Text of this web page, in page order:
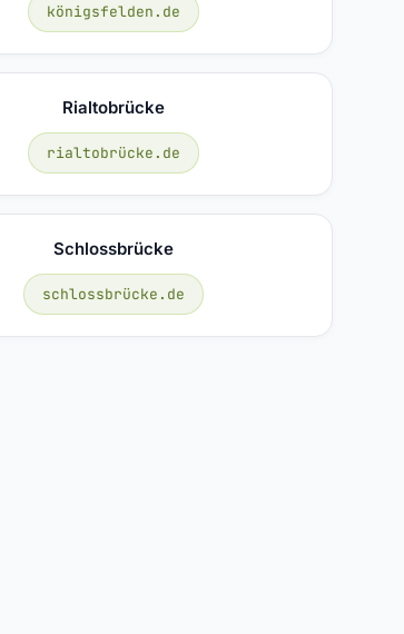
königsfelden.de
Rialtobrücke
rialtobrücke.de
Schlossbrücke
schlossbrücke.de